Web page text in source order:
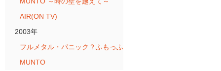
AIR(ON TV)
2003年
フルメタル・パニック？ふもっふ
MUNTO